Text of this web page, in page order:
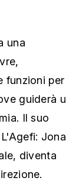
una
funzioni per
guiderà
Il suo
diventa